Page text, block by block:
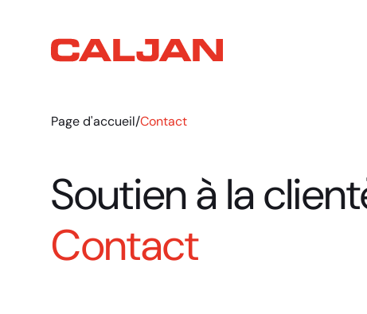
Page d'accueil/Contact
Soutien à la
Contact